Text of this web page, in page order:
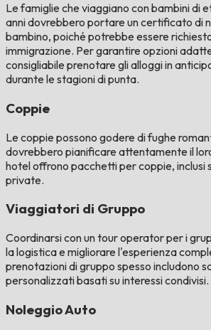
Le famiglie che viaggiano con bambini di
anni dovrebbero portare un certificato di
bambino, poiché potrebbe essere
immigrazione. Per garantire opzioni
consigliabile prenotare gli alloggi in
durante le stagioni di punta.
Coppie
Le coppie possono godere di fughe
dovrebbero pianificare attentamente il
hotel offrono pacchetti per coppie, inclusi
private.
Viaggiatori di Gruppo
Coordinarsi con un tour operator per i
la logistica e migliorare l'esperienza
prenotazioni di gruppo spesso includono
personalizzati basati su interessi condivisi.
Noleggio Auto